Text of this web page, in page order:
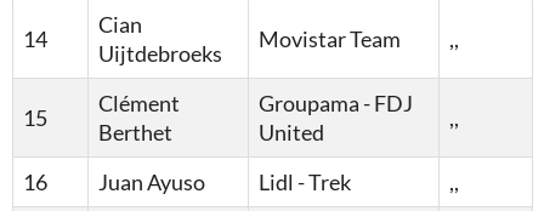
14
Cian
Uijtdebroeks
Movistar Team ,,
15
Clément
Berthet
Groupama - FDJ
United
,,
16 Juan Ayuso Lidl - Trek ,,